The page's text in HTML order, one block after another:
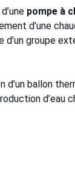
pompe à
d’une
d’un groupe
d’un ballon
d’eau